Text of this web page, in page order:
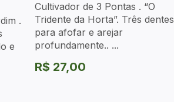
.
e
Cultivador de 3 Pontas . “O
Tridente da Horta”. Três dentes
para afofar e arejar
profundamente.. ...
R$ 27,00